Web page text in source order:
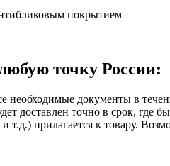
покрытием
точку России:
документы в
доставлен точно в срок, где
т.д.) прилагается к товару.